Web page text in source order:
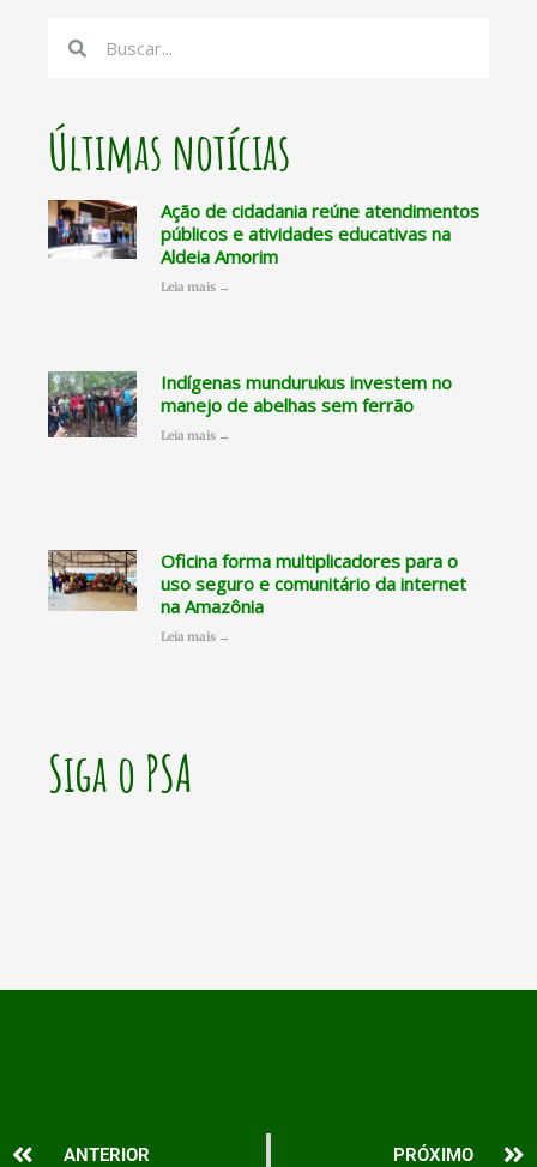
Últimas notícias
Ação de cidadania reúne atendimentos
públicos e atividades educativas na
Aldeia Amorim
Leia mais →
Indígenas mundurukus investem no
manejo de abelhas sem ferrão
Leia mais →
Oficina forma multiplicadores para o
uso seguro e comunitário da internet
na Amazônia
Leia mais →
Siga o PSA
ANTERIOR PRÓXIMO